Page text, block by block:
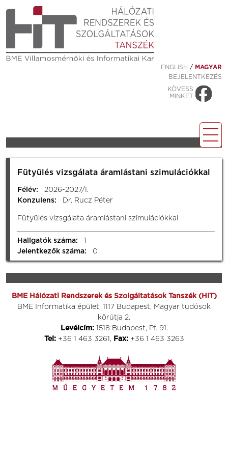
ENGLISH / MAGYAR
BEJELENTKEZÉS
KÖVESS
MINKET
Fütyülés vizsgálata áramlástani szimulációkkal
Félév:
2026-2027/I.
Konzulens:
Dr. Rucz Péter
Fütyülés vizsgálata áramlástani szimulációkkal
Hallgatók száma:
1
Jelentkezők száma:
0
BME Hálózati Rendszerek és Szolgáltatások Tanszék (HIT)
BME Informatika épület, 1117 Budapest, Magyar tudósok
körútja 2.
Levélcím:1518 Budapest, Pf. 91.
Tel:+36 1 463 3261, Fax:+36 1 463 3263